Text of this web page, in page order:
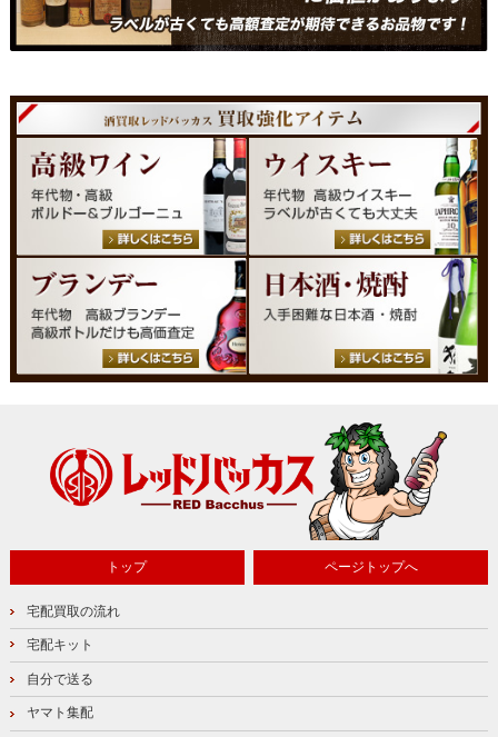
トップ ページトップへ
宅配買取の流れ
宅配キット
自分で送る
ヤマト集配